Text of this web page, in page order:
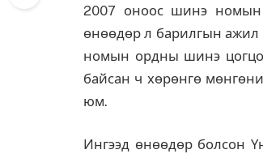
2007 оноос шинэ номын
өнөөдөр л барилгын ажил
номын ордны шинэ
байсан ч хөрөнгө
юм.
Ингээд өнөөдөр болсон